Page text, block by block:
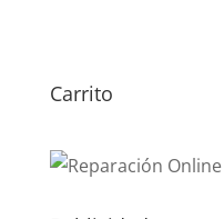
Carrito